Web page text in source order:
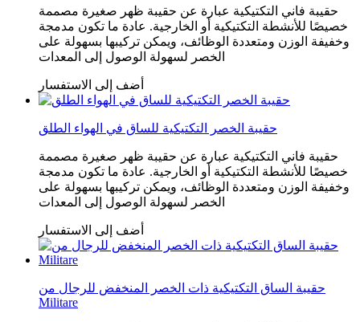
حقيبة فاني التكتيكية عبارة عن حقيبة ظهر صغيرة مصممة
خصيصًا للأنشطة التكتيكية أو الخارجية. عادة ما تكون مدمجة
وخفيفة الوزن ومتعددة الوظائف، ويمكن تركيبها بسهولة على
الخصر لسهولة الوصول إلى المعدات
أضف إلى الاستفسار
حقيبة الخصر التكتيكية للساق في الهواء الطلق
حقيبة فاني التكتيكية عبارة عن حقيبة ظهر صغيرة مصممة
خصيصًا للأنشطة التكتيكية أو الخارجية. عادة ما تكون مدمجة
وخفيفة الوزن ومتعددة الوظائف، ويمكن تركيبها بسهولة على
الخصر لسهولة الوصول إلى المعدات
أضف إلى الاستفسار
حقيبة الساق التكتيكية ذات الخصر المنخفض للرجال من
Militare